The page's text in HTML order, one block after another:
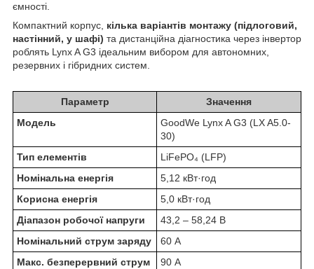
ємності.
Компактний корпус, кілька варіантів монтажу (підлоговий,
настінний, у шафі) та дистанційна діагностика через інвертор
роблять Lynx A G3 ідеальним вибором для автономних,
резервних і гібридних систем.
Параметр
Значення
Модель
GoodWe Lynx A G3 (LX A5.0-
30)
Тип елементів
LiFePO₄ (LFP)
Номінальна енергія
5,12 кВт·год
Корисна енергія
5,0 кВт·год
Діапазон робочої напруги
43,2 – 58,24 В
Номінальний струм заряду
60 А
Макс. безперервний струм
90 А